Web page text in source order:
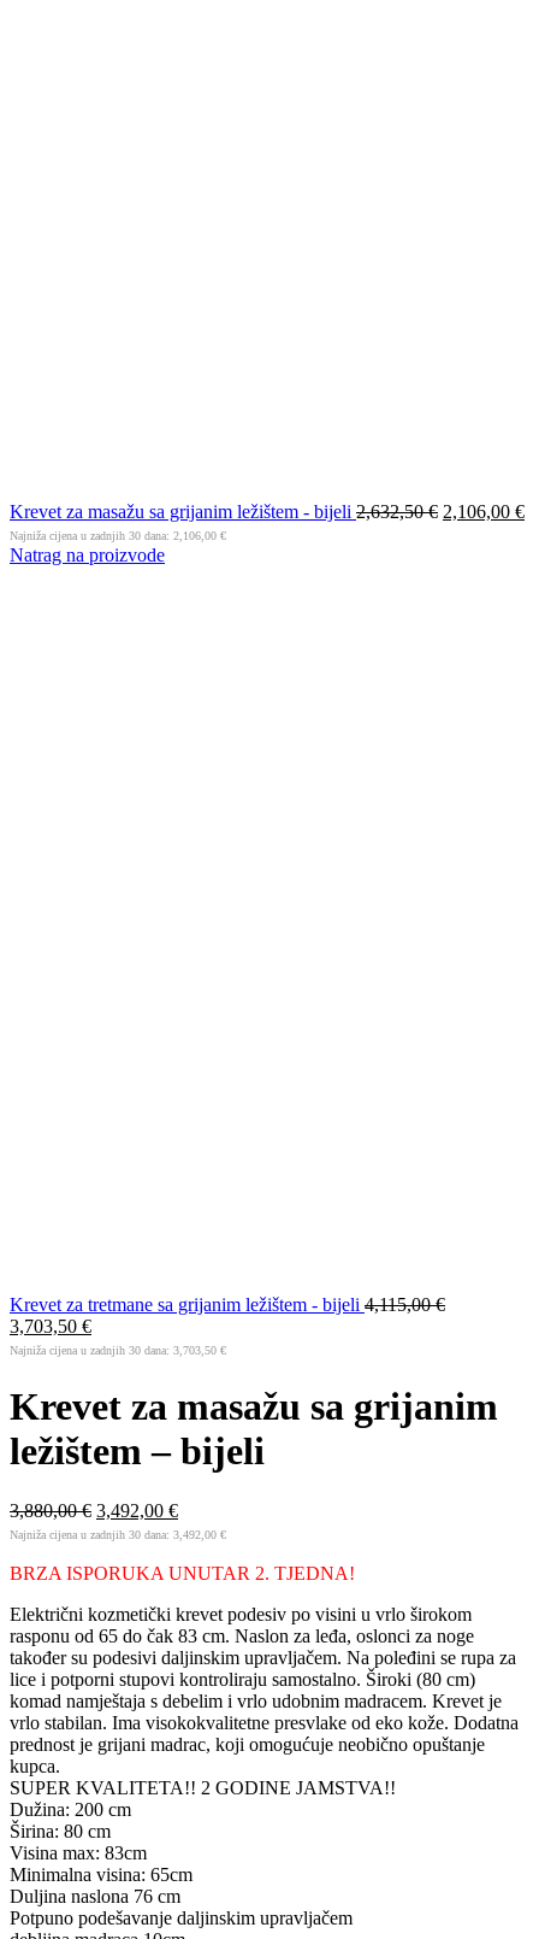
Krevet za masažu sa grijanim ležištem - bijeli 2,632,50€ 2,106,00 €
Najniža cijena u zadnjih 30 dana: 2,106,00 €
Natrag na proizvode
Krevet za tretmane sa grijanim ležištem - bijeli 4,115,00€
3,703,50 €
Najniža cijena u zadnjih 30 dana: 3,703,50 €
Krevet za masažu sa grijanim
ležištem – bijeli
3,880,00€ 3,492,00 €
Najniža cijena u zadnjih 30 dana: 3,492,00 €
BRZA ISPORUKA UNUTAR 2. TJEDNA!
Električni kozmetički krevet podesiv po visini u vrlo širokom
rasponu od 65 do čak 83 cm. Naslon za leđa, oslonci za noge
također su podesivi daljinskim upravljačem. Na poleđini se rupa za
lice i potporni stupovi kontroliraju samostalno. Široki (80 cm)
komad namještaja s debelim i vrlo udobnim madracem. Krevet je
vrlo stabilan. Ima visokokvalitetne presvlake od eko kože. Dodatna
prednost je grijani madrac, koji omogućuje neobično opuštanje
kupca.
SUPER KVALITETA!! 2 GODINE JAMSTVA!!
Dužina: 200 cm
Širina: 80 cm
Visina max: 83cm
Minimalna visina: 65cm
Duljina naslona 76 cm
Potpuno podešavanje daljinskim upravljačem